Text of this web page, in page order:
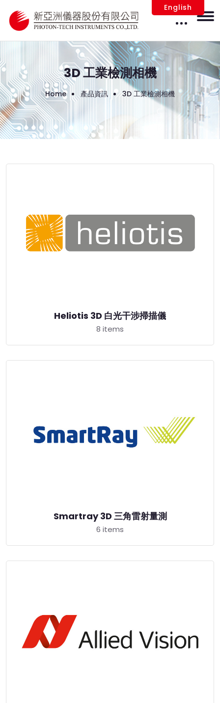
English
3D 工業檢測相機
Home 產品資訊 3D 工業檢測相機
Heliotis 3D 白光干涉掃描儀
8 items
Smartray 3D 三角雷射量測
6 items